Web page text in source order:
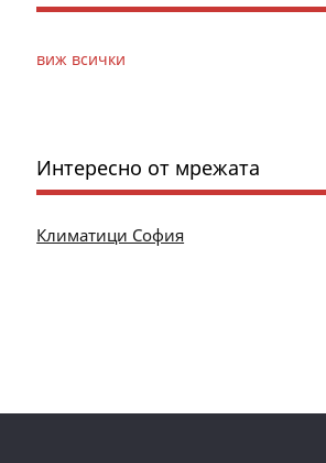
виж всички
Интересно от мрежата
Климатици София